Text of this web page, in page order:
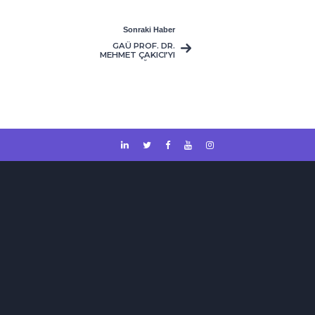
Sonraki Haber
GAÜ PROF. DR.
MEHMET ÇAKICI’YI
AĞIRLADI